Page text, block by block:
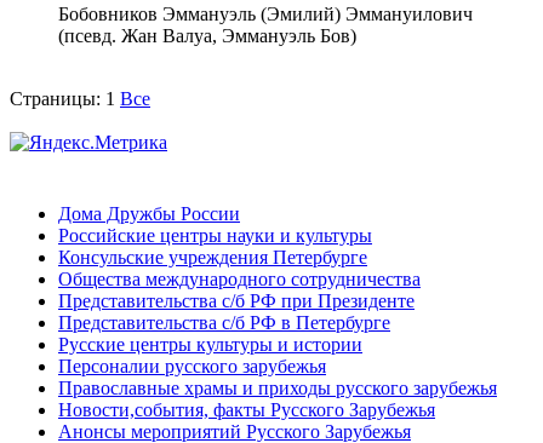
Бобовников Эммануэль (Эмилий) Эммануилович
(псевд. Жан Валуа, Эммануэль Бов)
Страницы: 1 Все
Дома Дружбы России
Российские центры науки и культуры
Консульские учреждения Петербурге
Общества международного сотрудничества
Представительства с/б РФ при Президенте
Представительства с/б РФ в Петербурге
Русские центры культуры и истории
Персоналии русского зарубежья
Православные храмы и приходы русского зарубежья
Новости,события, факты Русского Зарубежья
Анонсы мероприятий Русского Зарубежья